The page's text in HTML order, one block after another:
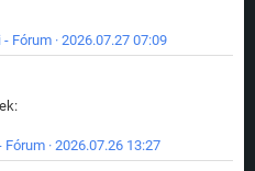
Fórum · 2026.07.27 07:09
· 2026.07.26 13:27